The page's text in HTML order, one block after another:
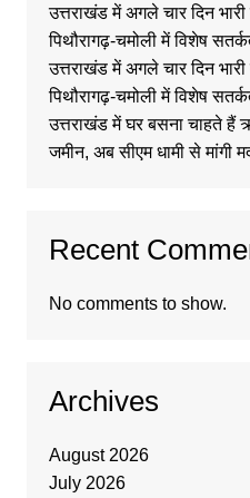
उत्तराखंड में अगले चार दिन भारी
पिथौरागढ़-चमोली में विशेष
उत्तराखंड में अगले चार दिन भारी
पिथौरागढ़-चमोली में विशेष
उत्तराखंड में घर बसना चाहते
जमीन, अब सीएम धामी से मांगी
Recent
No comments to show.
Archives
August 2026
July 2026